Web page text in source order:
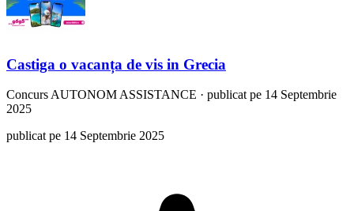
Castiga o vacanța de vis in Grecia
Concurs AUTONOM ASSISTANCE · publicat pe 14 Septembrie
2025
publicat pe 14 Septembrie 2025